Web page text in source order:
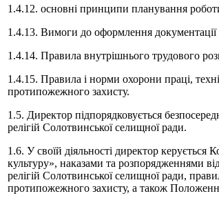
1.4.12. основні принципи планування
1.4.13. Вимоги до оформлення документації
1.4.14. Правила внутрішнього трудового
1.4.15. Правила і норми охорони праці,
протипожежного захисту.
1.5. Директор підпорядковується
релігій Солотвинської селищної ради.
1.6. У своїй діяльності директор
культуру», наказами та розпорядженнями
релігій Солотвинської селищної ради,
протипожежно­го захисту, а також